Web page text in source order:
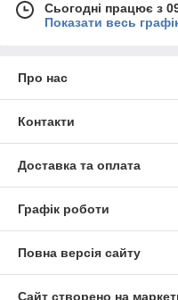
Сьогодні працює з
Показати весь
Про нас
Контакти
Доставка та оплата
Графік роботи
Повна версія сайту
Сайт створено на